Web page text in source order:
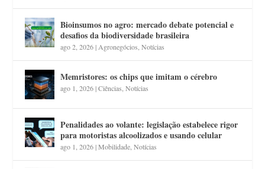
Bioinsumos no agro: mercado debate potencial e
desafios da biodiversidade brasileira
ago 2, 2026| Agronegócios ,Notícias
Memristores: os chips que imitam o cérebro
ago 1, 2026|Ciências ,Notícias
Penalidades ao volante: legislação estabelece rigor
para motoristas alcoolizados e usando celular
ago 1, 2026|Mobilidade ,Notícias